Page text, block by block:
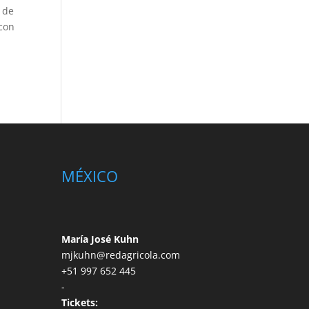
MÉXICO
María José Kuhn
mjkuhn@redagricola.com
+51 997 652 445
-
Tickets: